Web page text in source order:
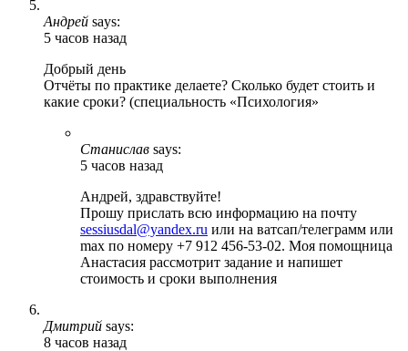
Андрей says:
5 часов назад
Добрый день
Отчёты по практике делаете? Сколько будет стоить и
какие сроки? (специальность «Психология»
Станислав says:
5 часов назад
Андрей, здравствуйте!
Прошу прислать всю информацию на почту
sessiusdal@yandex.ru или на ватсап/телеграмм или
max по номеру +7 912 456-53-02. Моя помощница
Анастасия рассмотрит задание и напишет
стоимость и сроки выполнения
Дмитрий says:
8 часов назад